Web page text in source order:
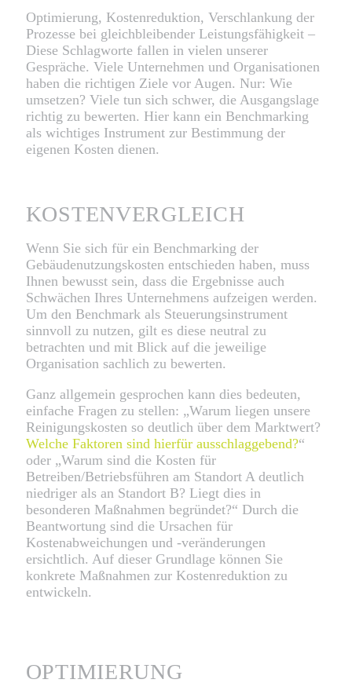
Optimierung, Kostenreduktion, Verschlankung der
Prozesse bei gleichbleibender Leistungsfähigkeit –
Diese Schlagworte fallen in vielen unserer
Gespräche. Viele Unternehmen und Organisationen
haben die richtigen Ziele vor Augen. Nur: Wie
umsetzen? Viele tun sich schwer, die Ausgangslage
richtig zu bewerten. Hier kann ein Benchmarking
als wichtiges Instrument zur Bestimmung der
eigenen Kosten dienen.
KOSTENVERGLEICH
Wenn Sie sich für ein Benchmarking der
Gebäudenutzungskosten entschieden haben, muss
Ihnen bewusst sein, dass die Ergebnisse auch
Schwächen Ihres Unternehmens aufzeigen werden.
Um den Benchmark als Steuerungsinstrument
sinnvoll zu nutzen, gilt es diese neutral zu
betrachten und mit Blick auf die jeweilige
Organisation sachlich zu bewerten.
Ganz allgemein gesprochen kann dies bedeuten,
einfache Fragen zu stellen: „Warum liegen unsere
Reinigungskosten so deutlich über dem Marktwert?
Welche Faktoren sind hierfür ausschlaggebend?“
oder „Warum sind die Kosten für
Betreiben/Betriebsführen am Standort A deutlich
niedriger als an Standort B? Liegt dies in
besonderen Maßnahmen begründet?“ Durch die
Beantwortung sind die Ursachen für
Kostenabweichungen und -veränderungen
ersichtlich. Auf dieser Grundlage können Sie
konkrete Maßnahmen zur Kostenreduktion zu
entwickeln.
OPTIMIERUNG